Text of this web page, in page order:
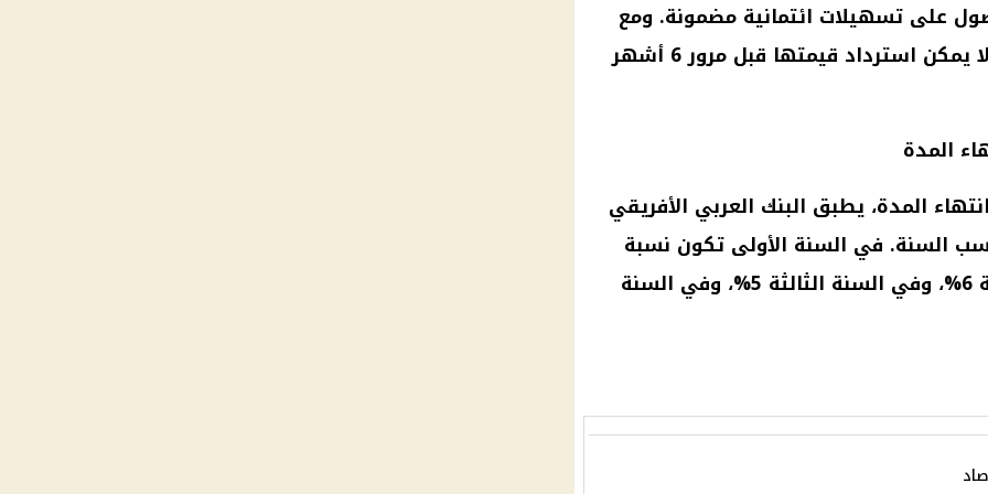
على تسهيلات ائتمانية مضمونة. ومع
، ولا يمكن استرداد قيمتها قبل مرور 6 أشهر
المدة
المدة، يطبق البنك العربي الأفريقي
السنة. في السنة الأولى تكون نسبة
الاسترداد 7%، وفي السنة الثانية 6%، وفي السنة الثالثة 5%، وفي السنة